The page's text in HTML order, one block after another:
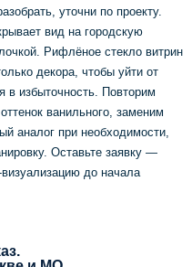
уточни по проекту.
вид на городскую
Рифлёное стекло витрин
декора, чтобы уйти от
в избыточность. Повторим
ванильного, заменим
аналог при необходимости,
Оставьте заявку —
до начала